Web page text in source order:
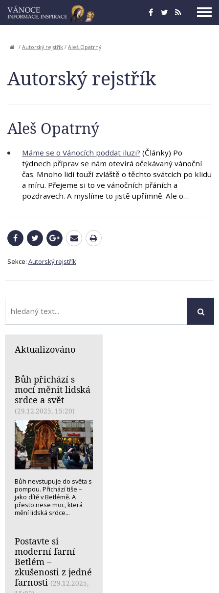
/ Autorský rejstřík / Aleš Opatrný
Autorský rejstřík
Aleš Opatrný
Máme se o Vánocích poddat iluzi? (Články) Po
týdnech příprav se nám otevírá očekávaný vánoční
čas. Mnoho lidí touží zvláště o těchto svátcích po klidu
a míru. Přejeme si to ve vánočních přáních a
pozdravech. A myslíme to jistě upřímně. Ale o…
Sekce: Autorský rejstřík
Aktualizováno
Bůh přichází s
mocí měnit lidská
srdce a svět
(29.12.2025, 15:20)
Bůh nevstupuje do světa s
pompou. Přichází tiše –
jako dítě v Betlémě. A
přesto nese moc, která
mění lidská srdce...
Postavte si
moderní farní
Betlém –
zkušenosti z jedné
farnosti (29.12.2025,